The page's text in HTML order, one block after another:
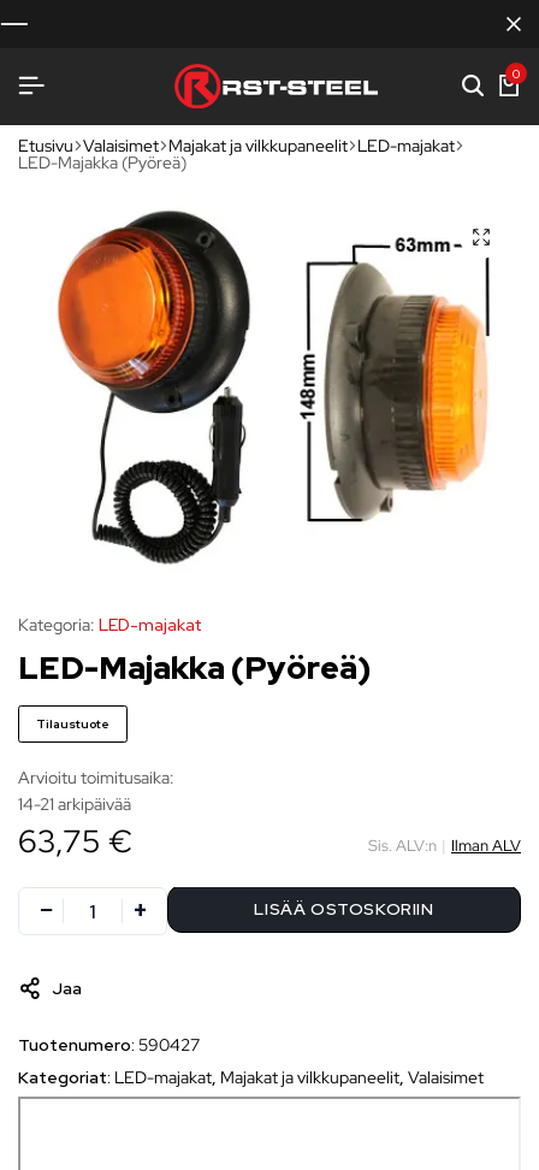
0
Etusivu Valaisimet Majakat ja vilkkupaneelit LED-majakat
LED-Majakka (Pyöreä)
Kategoria: LED-majakat
LED-Majakka (Pyöreä)
Tilaustuote
Arvioitu toimitusaika:
14-21 arkipäivää
63,75 € Sis. ALV:n | Ilman ALV
LISÄÄ OSTOSKORIIN
Jaa
Tuotenumero: 590427
Kategoriat: LED-majakat, Majakat ja vilkkupaneelit, Valaisimet